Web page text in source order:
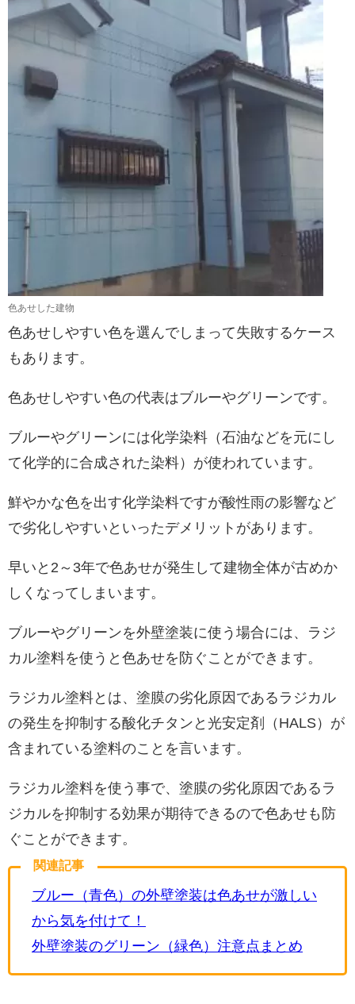
色あせした建物
色あせしやすい色を選んでしまって失敗するケース
もあります。
色あせしやすい色の代表はブルーやグリーンです。
ブルーやグリーンには化学染料（石油などを元にし
て化学的に合成された染料）が使われています。
鮮やかな色を出す化学染料ですが酸性雨の影響など
で劣化しやすいといったデメリットがあります。
早いと2～3年で色あせが発生して建物全体が古めか
しくなってしまいます。
ブルーやグリーンを外壁塗装に使う場合には、ラジ
カル塗料を使うと色あせを防ぐことができます。
ラジカル塗料とは、塗膜の劣化原因であるラジカル
の発生を抑制する酸化チタンと光安定剤（HALS）が
含まれている塗料のことを言います。
ラジカル塗料を使う事で、塗膜の劣化原因であるラ
ジカルを抑制する効果が期待できるので色あせも防
ぐことができます。
関連記事
ブルー（青色）の外壁塗装は色あせが激しい
から気を付けて！
外壁塗装のグリーン（緑色）注意点まとめ